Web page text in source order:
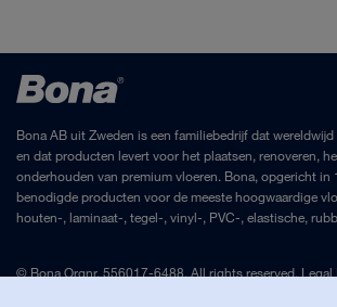
Bona AB uit Zweden is een familiebedrijf dat
en dat producten levert voor het plaatsen, renoveren,
onderhouden van premium vloeren. Bona, opgericht in
benodigde producten voor de meeste hoogwaardige
houten-, laminaat-, tegel-, vinyl-, PVC-, elastische,
© Bona Orgnr. 556017-6488. All rights reserved. Legal